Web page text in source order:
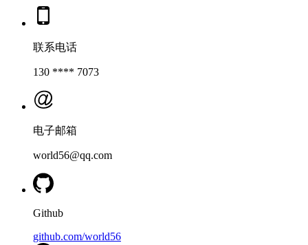
联系电话
130 **** 7073
电子邮箱
world56@qq.com
Github
github.com/world56